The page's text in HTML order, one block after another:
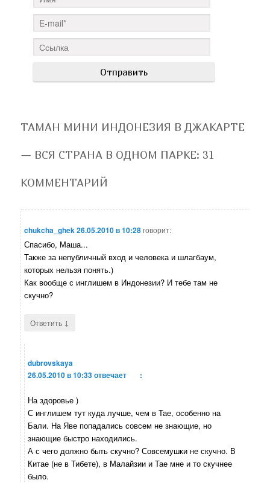
ТАМАН МИНИ ИНДОНЕЗИЯ В ДЖАКАРТЕ
— ВСЯ СТРАНА В ОДНОМ ПАРКЕ: 31
КОММЕНТАРИЙ
chukcha_ghek26.05.2010 в 10:28говорит:
Спасибо, Маша...
Также за непубличный вход и человека и шлагбаум,
которых нельзя понять.)
Как вообще с инглишем в Индонезии? И тебе там не
скучно?
Ответить ↓
dubrovskaya
26.05.2010 в 10:33отвечает :
На здоровье )
С инглишем тут куда лучше, чем в Тае, особенно на
Бали. На Яве попадались совсем не знающие, но
знающие быстро находились.
А с чего должно быть скучно? Совсемушки не скучно. В
Китае (не в Тибете), в Малайзии и Тае мне и то скучнее
было.